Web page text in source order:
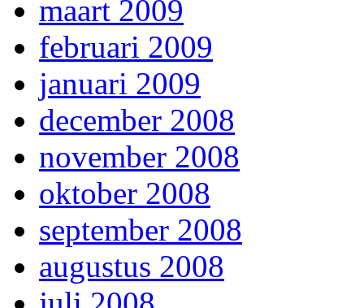
maart 2009
februari 2009
januari 2009
december 2008
november 2008
oktober 2008
september 2008
augustus 2008